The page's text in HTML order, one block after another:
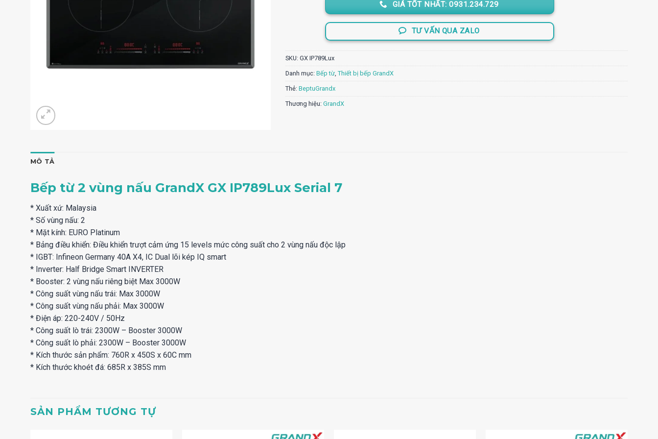
10.783.500 ₫.
GIÁ TỐT NHẤT: 0931.234.729
TƯ VẤN QUA ZALO
SKU: GX IP789Lux
Danh mục: Bếp từ, Thiết bị bếp GrandX
Thẻ: BeptuGrandx
Thương hiệu: GrandX
MÔ TẢ
Bếp từ 2 vùng nấu GrandX GX IP789Lux Serial 7
* Xuất xứ: Malaysia
* Số vùng nấu: 2
* Mặt kính: EURO Platinum
* Bảng điều khiển: Điều khiển trượt cảm ứng 15 levels mức công suất cho 2 vùng nấu độc lập
* IGBT: Infineon Germany 40A X4, IC Dual lõi kép IQ smart
* Inverter: Half Bridge Smart INVERTER
* Booster: 2 vùng nấu riêng biệt Max 3000W
* Công suất vùng nấu trái: Max 3000W
* Công suất vùng nấu phải: Max 3000W
* Điện áp: 220-240V / 50Hz
* Công suất lò trái: 2300W – Booster 3000W
* Công suất lò phải: 2300W – Booster 3000W
* Kích thước sản phẩm: 760R x 450S x 60C mm
* Kích thước khoét đá: 685R x 385S mm
SẢN PHẨM TƯƠNG TỰ